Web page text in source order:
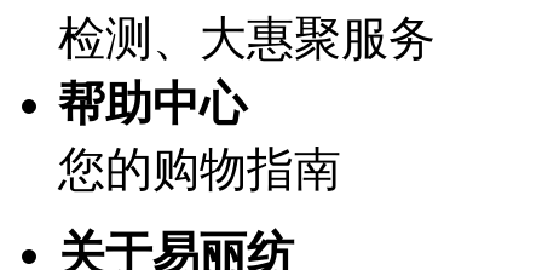
检测、大惠聚服务
帮助中心
您的购物指南
关于易丽纺